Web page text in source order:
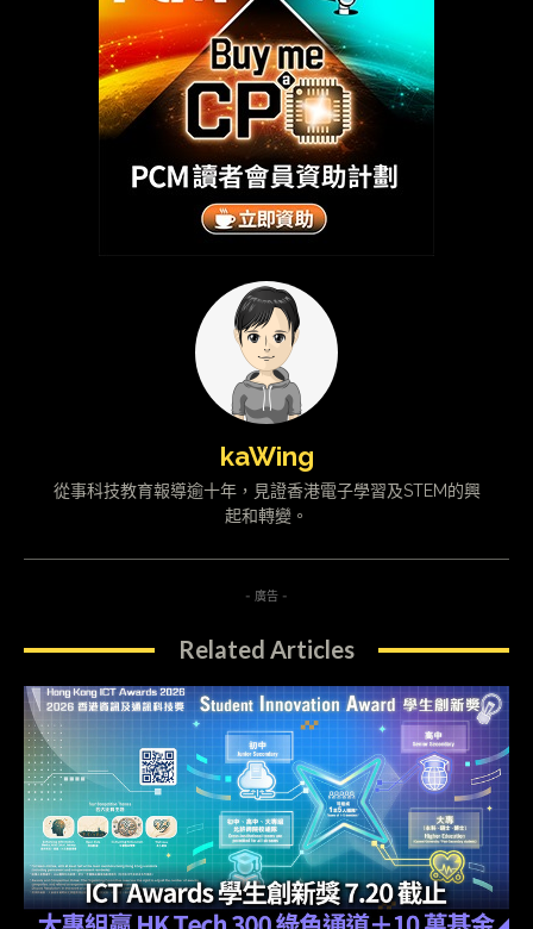
kaWing
從事科技教育報導逾十年，見證香港電子學習及STEM的興
起和轉變。
- 廣告 -
Related Articles